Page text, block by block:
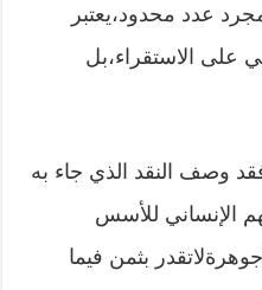
عدد محدود،يعتبر
على الاستقراء،بل
وصف النقد الذي جاء به
الإنساني للأسس
بثمن فيما